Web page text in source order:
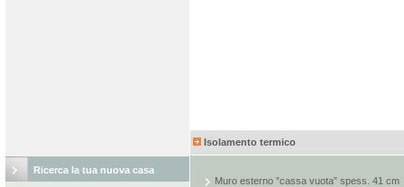
Ricerca la tua nuova casa
Isolamento termico
Muro esterno ”cassa vuota” spess. 41 cm